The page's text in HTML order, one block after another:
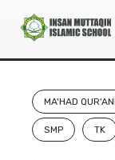
Home / Galeri /
MA'HAD QUR'ANI
SMP TK